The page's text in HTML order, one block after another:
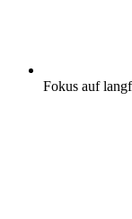
Fokus auf